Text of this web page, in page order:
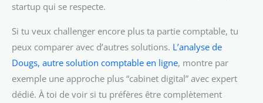
startup qui se respecte.
Si tu veux challenger encore plus ta partie comptable, tu
peux comparer avec d’autres solutions. L’analyse de
Dougs, autre solution comptable en ligne, montre par
exemple une approche plus “cabinet digital” avec expert
dédié. À toi de voir si tu préfères être complètement